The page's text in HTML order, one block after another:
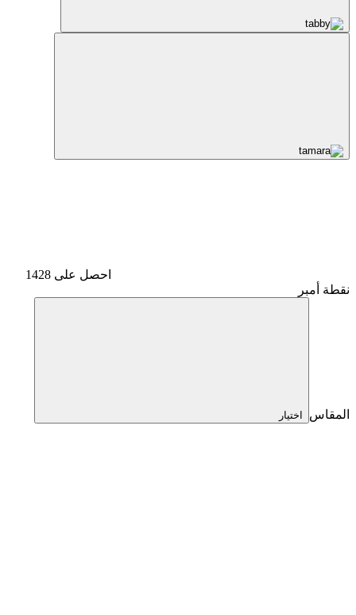
احصل على 1428
نقطة أمبر
المقاس اختيار